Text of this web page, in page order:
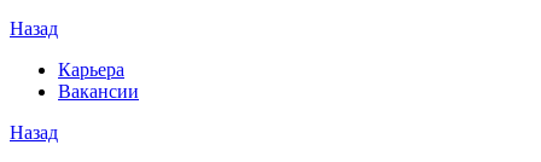
Назад
Карьера
Вакансии
Назад